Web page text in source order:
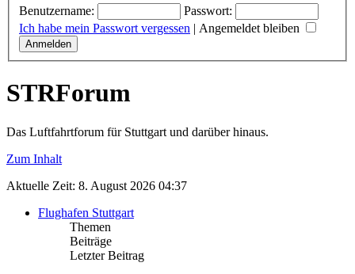
Benutzername:
Passwort:
Ich habe mein Passwort vergessen | Angemeldet bleiben
STRForum
Das Luftfahrtforum für Stuttgart und darüber hinaus.
Zum Inhalt
Aktuelle Zeit: 8. August 2026 04:37
Flughafen Stuttgart
Themen
Beiträge
Letzter Beitrag